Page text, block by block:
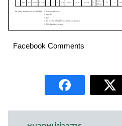
Facebook Comments